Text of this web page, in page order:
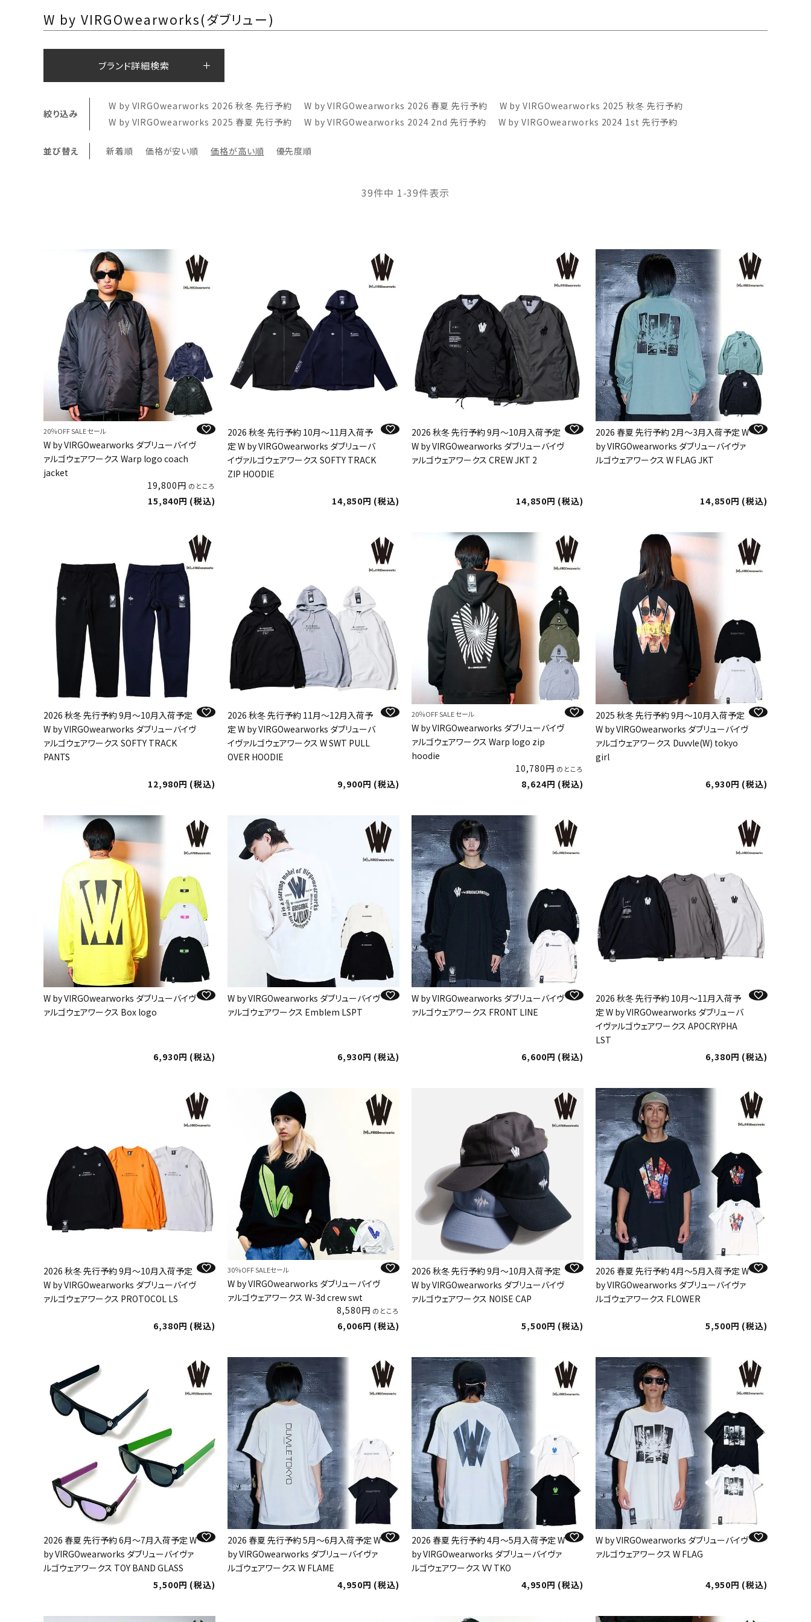
W by VIRGOwearworks(ダブリュー)
ブランド詳細検索
絞り込み
W by VIRGOwearworks 2026 秋冬 先行予約 W by VIRGOwearworks 2026 春夏 先行予約
W by VIRGOwearworks 2025 秋冬 先行予約
W by VIRGOwearworks 2025 春夏 先行予約
W by VIRGOwearworks 2024 2nd 先行予約 W by VIRGOwearworks 2024 1st 先行予約
並び替え 新着順 価格が安い順 価格が高い順 優先度順
39件中 1-39件表示
20％OFF SALE セール
W by VIRGOwearworks ダブリューバイヴ
ァルゴウェアワークス Warp logo coach
jacket
19,800
のところ
15,840 税込
2026 秋冬 先行予約 10月～11月入荷予
定 W by VIRGOwearworks ダブリューバ
イヴァルゴウェアワークス SOFTY TRACK
ZIP HOODIE
14,850 税込
2026 秋冬 先行予約 9月～10月入荷予定
W by VIRGOwearworks ダブリューバイヴ
ァルゴウェアワークス CREW JKT 2
14,850 税込
2026 春夏 先行予約 2月～3月入荷予定 W
by VIRGOwearworks ダブリューバイヴァ
ルゴウェアワークス W FLAG JKT
14,850 税込
2026 秋冬 先行予約 9月～10月入荷予定
W by VIRGOwearworks ダブリューバイヴ
ァルゴウェアワークス SOFTY TRACK
PANTS
12,980 税込
2026 秋冬 先行予約 11月～12月入荷予
定 W by VIRGOwearworks ダブリューバ
イヴァルゴウェアワークス W SWT PULL
OVER HOODIE
9,900 税込
20％OFF SALE セール
W by VIRGOwearworks ダブリューバイヴ
ァルゴウェアワークス Warp logo zip
hoodie
10,780
のところ
8,624 税込
2025 秋冬 先行予約 9月～10月入荷予定
W by VIRGOwearworks ダブリューバイヴ
ァルゴウェアワークス Duvvle(W) tokyo
girl
6,930 税込
W by VIRGOwearworks ダブリューバイヴ
ァルゴウェアワークス Box logo
6,930 税込
W by VIRGOwearworks ダブリューバイヴ
ァルゴウェアワークス Emblem LSPT
6,930 税込
W by VIRGOwearworks ダブリューバイヴ
ァルゴウェアワークス FRONT LINE
6,600 税込
2026 秋冬 先行予約 10月～11月入荷予
定 W by VIRGOwearworks ダブリューバ
イヴァルゴウェアワークス APOCRYPHA
LST
6,380
税込
2026 秋冬 先行予約 9月～10月入荷予定
W by VIRGOwearworks ダブリューバイヴ
ァルゴウェアワークス PROTOCOL LS
6,380 税込
30％OFF SALEセール
W by VIRGOwearworks ダブリューバイヴ
ァルゴウェアワークス W-3d crew swt
8,580
のところ
6,006 税込
2026 秋冬 先行予約 9月～10月入荷予定
W by VIRGOwearworks ダブリューバイヴ
ァルゴウェアワークス NOISE CAP
5,500 税込
2026 春夏 先行予約 4月～5月入荷予定 W
by VIRGOwearworks ダブリューバイヴァ
ルゴウェアワークス FLOWER
5,500 税込
2026 春夏 先行予約 6月～7月入荷予定 W
by VIRGOwearworks ダブリューバイヴァ
ルゴウェアワークス TOY BAND GLASS
5,500
税込
2026 春夏 先行予約 5月～6月入荷予定 W
by VIRGOwearworks ダブリューバイヴァ
ルゴウェアワークス W FLAME
4,950
税込
2026 春夏 先行予約 4月～5月入荷予定 W
by VIRGOwearworks ダブリューバイヴァ
ルゴウェアワークス VV TKO
4,950
税込
W by VIRGOwearworks ダブリューバイヴ
ァルゴウェアワークス W FLAG
4,950 税込